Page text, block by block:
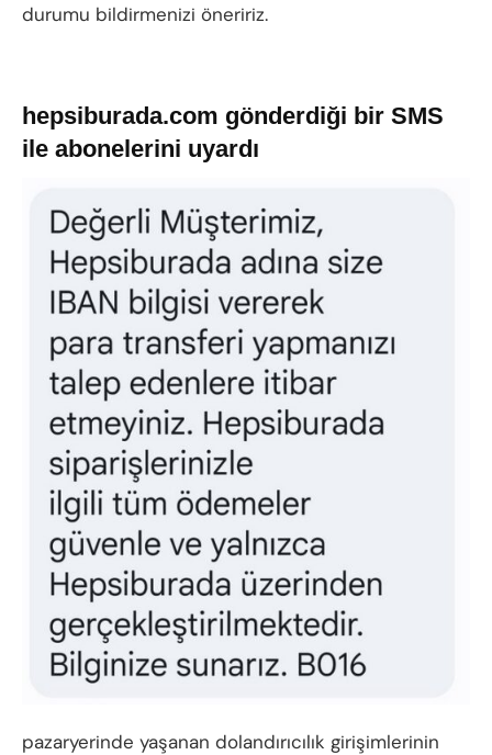
durumu bildirmenizi öneririz.
hepsiburada.com gönderdiği bir SMS
ile abonelerini uyardı
pazaryerinde yaşanan dolandırıcılık girişimlerinin